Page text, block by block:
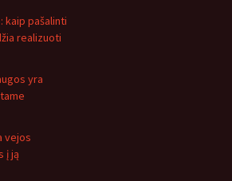
kaip pašalinti
realizuoti
yra
vejos
į ją